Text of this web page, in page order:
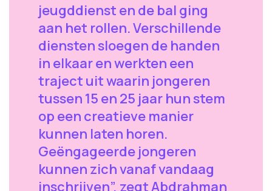
jeugddienst en de bal ging
aan het rollen. Verschillende
diensten sloegen de handen
in elkaar en werkten een
traject uit waarin jongeren
tussen 15 en 25 jaar hun stem
op een creatieve manier
kunnen laten horen.
Geëngageerde jongeren
kunnen zich vanaf vandaag
inschrijven”, zegt Abdrahman